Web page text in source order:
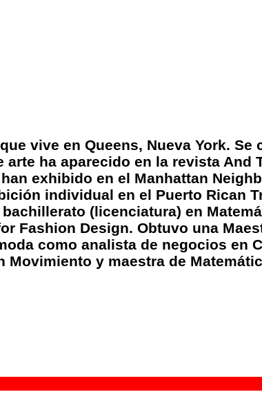
vive en Queens, Nueva York.
ha aparecido en la revista And
exhibido en el Manhattan
individual en el Puerto Rican
(licenciatura) en
Fashion Design. Obtuvo una
como analista de negocios en
y maestra de